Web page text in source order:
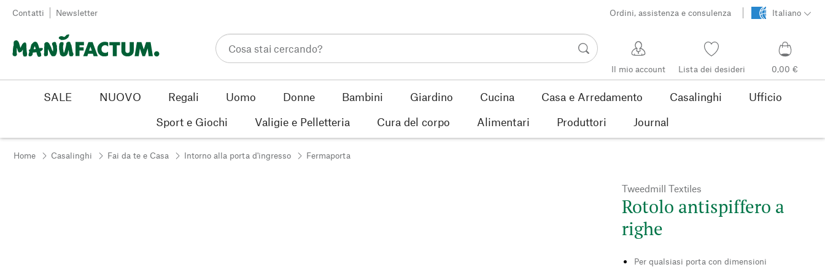
Vai al contenuto
Contatti Newsletter Ordini, assistenza e consulenza Italiano
Il mio account Lista dei desideri 0,00 €
SALE NUOVO Regali Uomo Donne Bambini Giardino Cucina Casa e Arredamento Casalinghi
Ufficio
Sport e Giochi
Valigie e Pelletteria Cura del corpo Alimentari Produttori Journal
Home Casalinghi Fai da te e Casa Intorno alla porta d'ingresso Fermaporta
Tweedmill Textiles
Rotolo antispiffero a
righe
Per qualsiasi porta con dimensioni